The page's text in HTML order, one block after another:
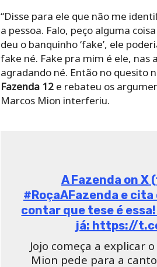
“Disse para ele que não me
a pessoa. Falo, peço alguma
deu o banquinho ‘fake’, ele
fake né. Fake pra mim é ele, nas
agradando né. Então no quesito
Fazenda 12e rebateu os
Marcos Mion interferiu.
A Fazenda on X
vota no cantor! 🔥🤠
Acesse já: